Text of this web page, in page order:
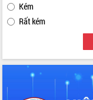
Kém
Rất kém